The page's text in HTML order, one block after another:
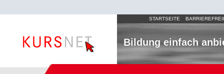
STARTSEITE
Bildung einfach